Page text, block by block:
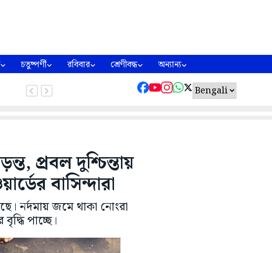
চতুষ্পর্ণী রবিবার শ্রেণীবদ্ধ অন্যান্য
প্রবল দুশ্চিন্তায়
বাসিন্দারা
নর্দমায় জমে থাকা নোংরা
পাচ্ছে।